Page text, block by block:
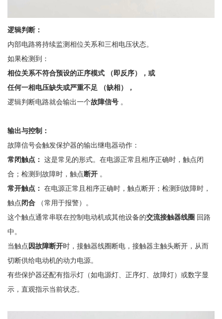
逻辑判断：
内部电路将持续监测相位关系和三相电压状态。
如果检测到：
相位关系不符合预设的正序模式
（即反序），或
任何一相电压缺失或严重不足
（缺相），
逻辑判断电路就会输出一个故障信号 。
输出与控制：
故障信号会触发保护器的输出继电器动作：
常闭触点： 这是常见的形式。在电源正常且相序正确时，触点闭
合；检测到故障时，触点断开 。
常开触点： 在电源正常且相序正确时，触点断开；检测到故障时，
触点闭合
（常用于报警）。
这个触点通常串联在控制电动机或其他设备的交流接触器线圈 回路
中。
当触点因故障断开时，接触器线圈断电，接触器主触头断开，从而
切断供给电动机的动力电源。
有些保护器还配有指示灯（如电源灯、正序灯、故障灯）或数字显
示，直观指示当前状态。